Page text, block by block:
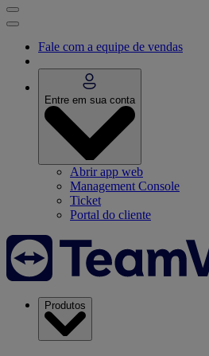
Fale com a equipe de vendas
Entre em sua conta
Abrir app web
Management Console
Ticket
Portal do cliente
Produtos